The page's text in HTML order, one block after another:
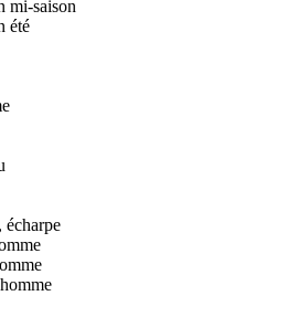
mi-saison
été
écharpe